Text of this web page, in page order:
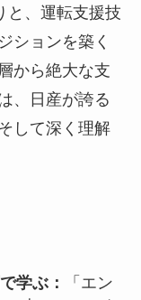
と、運転支援技
ションを築く
から絶大な支
、日産が誇る
して深く理解
学ぶ：
「エン